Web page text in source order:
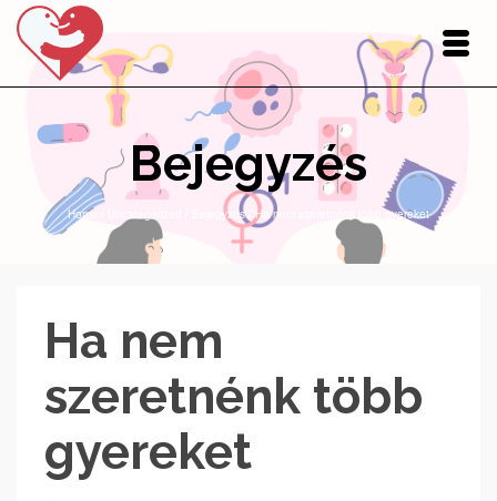
Bejegyzés
Home Bejegyzés Ha nem szeretnénk több gyereket
Ha nem
szeretnénk több
gyereket